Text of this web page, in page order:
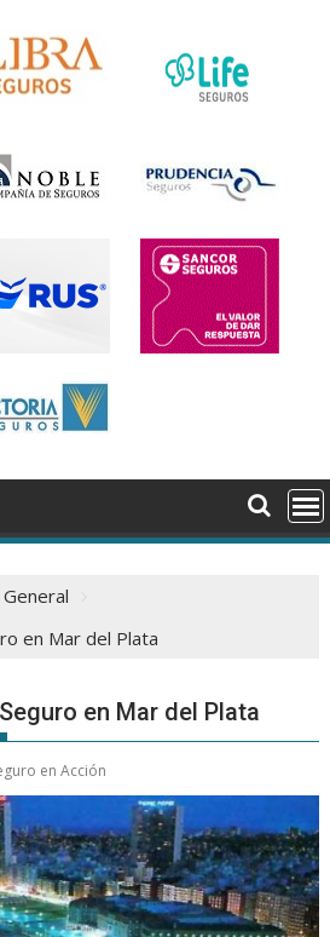
General
en Mar del Plata
en Mar del Plata
en Acción